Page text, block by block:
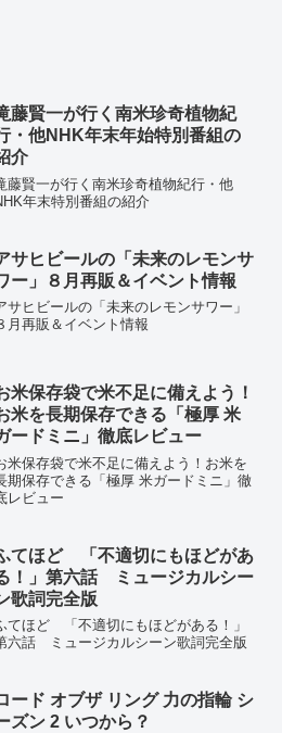
藤賢一が行く南米珍奇植物紀
・他NHK年末年始特別番組の
介
藤賢一が行く南米珍奇植物紀行・他
年末特別番組の紹介
サヒビールの「未来のレモンサ
ー」８月再販＆イベント情報
サヒビールの「未来のレモンサワー」
月再販＆イベント情報
米保存袋で米不足に備えよう！
米を長期保存できる「極厚 米
ードミニ」徹底レビュー
米保存袋で米不足に備えよう！お米を
期保存できる「極厚 米ガードミニ」徹
レビュー
てほど 「不適切にもほどがあ
！」第六話 ミュージカルシー
歌詞完全版
てほど 「不適切にもほどがある！」
六話 ミュージカルシーン歌詞完全版
ード オブザ リング 力の指輪 シ
ズン 2 いつから？